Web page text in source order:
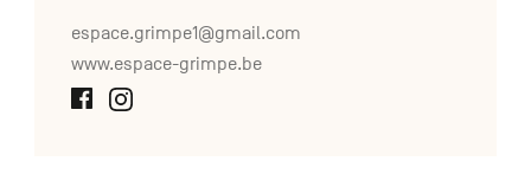
espace.grimpe1@gmail.com
www.espace-grimpe.be